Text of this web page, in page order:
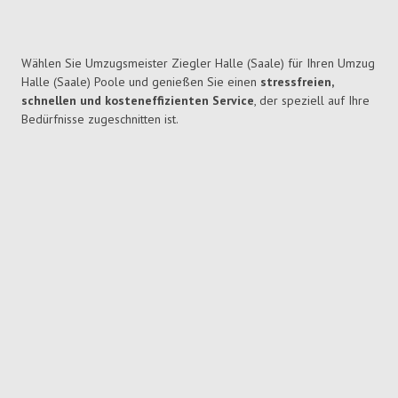
Wählen Sie Umzugsmeister Ziegler Halle (Saale) für Ihren Umzug
Halle (Saale) Poole und genießen Sie einen stressfreien,
schnellen und kosteneffizienten Service, der speziell auf Ihre
Bedürfnisse zugeschnitten ist.